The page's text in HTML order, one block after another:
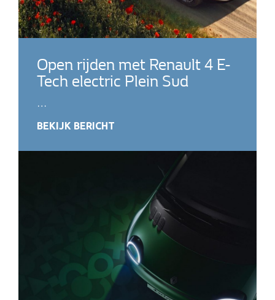
Open rijden met Renault 4 E-
Tech electric Plein Sud
…
BEKIJK BERICHT